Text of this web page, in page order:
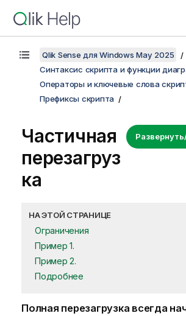
Qlik Sense для Windows May 2025
Синтаксис скрипта и функции
Операторы и ключевые слова
Префиксы скрипта
Частичная
перезагруз
ка
НА ЭТОЙ СТРАНИЦЕ
Ограничения
Пример 1.
Пример 2.
Подробнее
Полная перезагрузка всегда